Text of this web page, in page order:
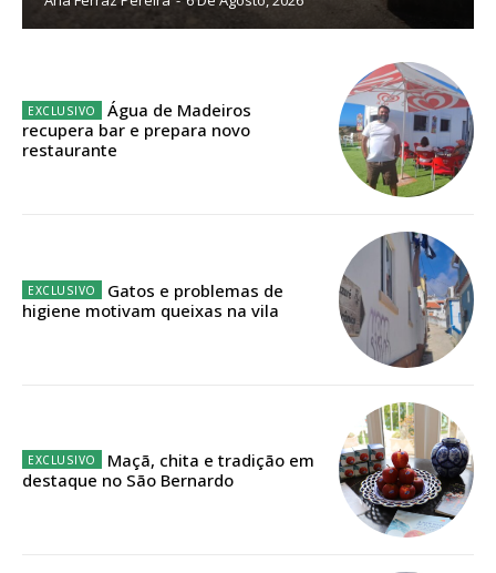
Sendo assinante terá acesso a todos os conteúdos exclusivos e versões
32€
Edição em papel entregue à Quinta-feira em sua
Acesso ao conteúdo online
Acesso aos conteúdos Exclusivos para
Água de Madeiros
recupera bar e prepara novo
restaurante
Gatos e problemas de
higiene motivam queixas na vila
Maçã, chita e tradição em
destaque no São Bernardo